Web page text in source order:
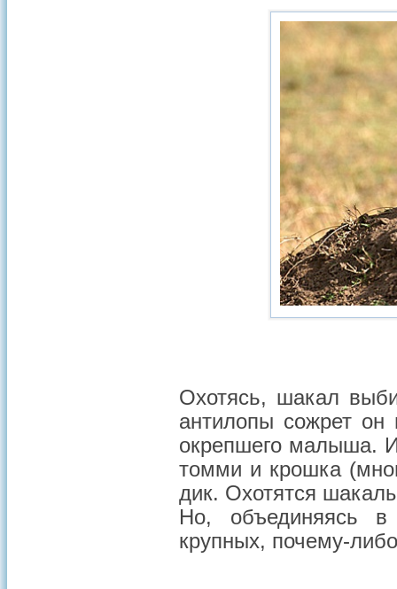
Охотясь, шакал
антилопы сожрет
окрепшего малыша.
томми и крошка
дик. Охотятся
Но, объединяясь
крупных, почему-